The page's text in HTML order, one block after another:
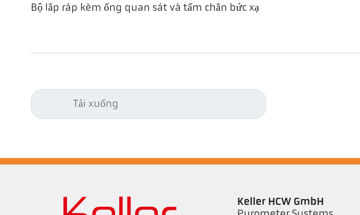
Bộ lắp ráp kèm ống quan sát và tấm chắn bức xạ
Tải xuống
Keller HCW GmbH